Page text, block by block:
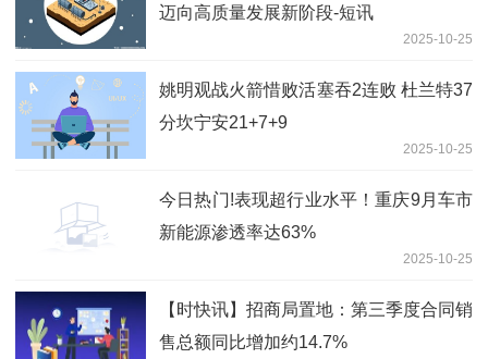
迈向高质量发展新阶段-短讯
2025-10-25
姚明观战火箭惜败活塞吞2连败 杜兰特37
分坎宁安21+7+9
2025-10-25
今日热门!表现超行业水平！重庆9月车市
新能源渗透率达63%
2025-10-25
【时快讯】招商局置地：第三季度合同销
售总额同比增加约14.7%